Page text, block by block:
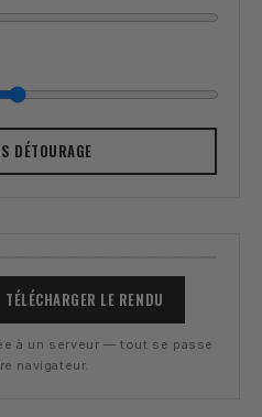
DÉTOURAGE
de votre mur pour
TÉLÉCHARGER LE RENDU
à un serveur — tout se passe
navigateur.